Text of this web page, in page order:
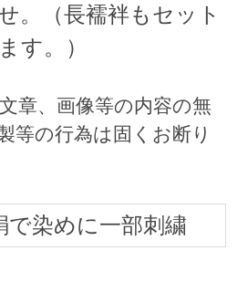
。（長襦袢もセット
す。）
で染めに一部刺繍